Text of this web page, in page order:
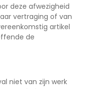
deze afwezigheid
vertraging of van
artikel
de
niet van zijn werk